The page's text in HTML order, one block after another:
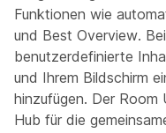
Funktionen wie
und Best Overview.
benutzerdefinierte
und Ihrem Bildschirm
hinzufügen. Der Room
Hub für die